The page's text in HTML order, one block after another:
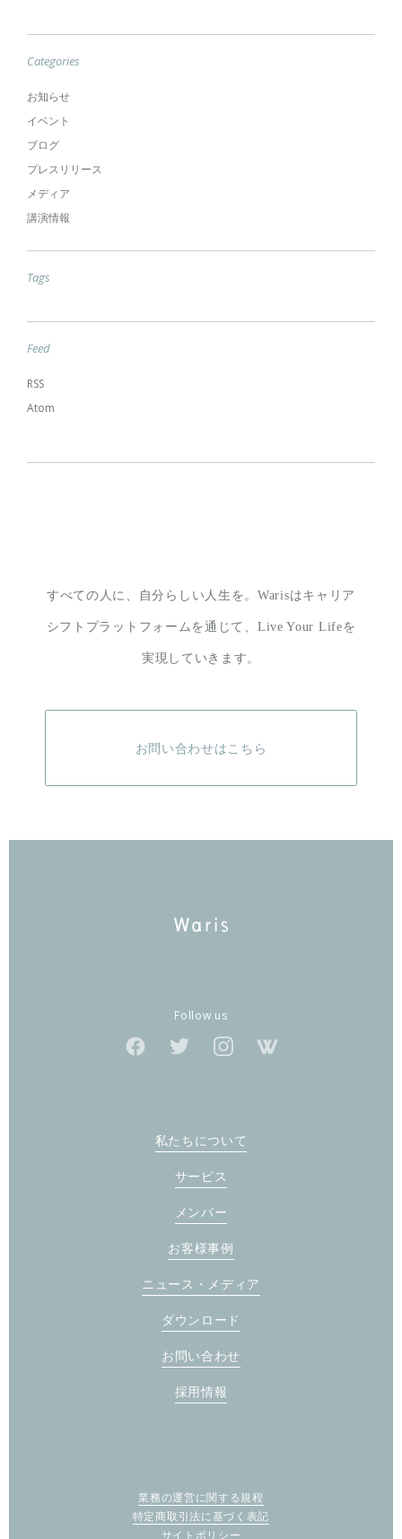
Categories
お知らせ
イベント
ブログ
プレスリリース
メディア
講演情報
Tags
Feed
RSS
Atom
すべての人に、自分らしい人生を。Warisはキャリア
シフトプラットフォームを通じて、 Live Your Lifeを
実現していきます。
お問い合わせはこちら
Follow us
私たちについて
サービス
メンバー
お客様事例
ニュース・メディア
ダウンロード
お問い合わせ
採用情報
業務の運営に関する規程
特定商取引法に基づく表記
サイトポリシー